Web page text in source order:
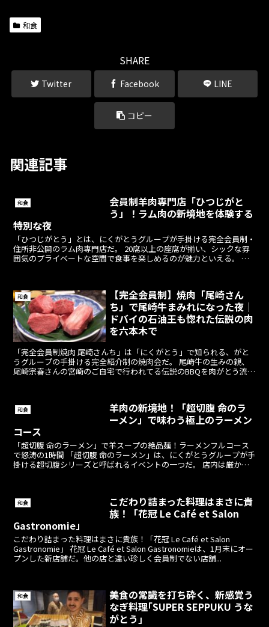
和食
SHARE
Twitter Facebook LINE
コピー
関連記事
和食
会員制羊肉専門店「ひつじがと
う」！ラム肉の新境地を体験する
特別な夜
「ひつじがとう」とは、にくがとうグループが手掛ける完全会員制・
住所非公開のラム肉専門店だ。 20席以上の座席が揃い、シックな雰
囲気のプライベートな空間で食事を楽しめるのが魅力といえる。 入
和食
【完全会員制】焼肉「尾崎さん
ち」で尾崎牛まみれになった夜｜
ドバイの石油王も惚れた伝説の肉
を六本木で
「完全会員制焼肉 尾崎さんち」は「にくがとう」で知られる、がと
うグループの手掛ける完全紹介制の焼肉会だ。 尾崎牛の生みの親、
尾崎宗春さんの宮崎のご自宅で行われてる伝説のBBQを肉がとう流に
和食
羊肉の新境地！「超切腹 命のラ
ーメン」で味わう極上のラーメン
コース
「超切腹 命のラーメン」で羊スープの絶品麺！ラーメンフルコース
で怒涛の1時間 「超切腹 命のラーメン」は、にくがとうグループが手
掛ける超切腹シリーズと呼ばれるイベントの一つだ。 店内は厳かな
和食
こだわり詰まった料理はまさに貴
族！「花冠 Le Café et Salon
Gastronomie」
こだわり詰まった料理はまさに貴族！「花冠 Le Café et Salon
Gastronomie」 花冠 Le Café et Salon Gastronomieは、1月末にオー
プンした新店舗だ。他の店と違い珍しく会員制でない店舗...
和食
美食の常識を打ち砕く、新感覚う
なぎ料理｢SUPER SEPPUKU うな
がとう｣